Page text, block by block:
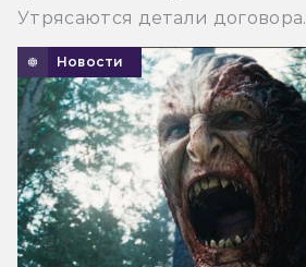
Утрясаются детали договора.
Новости